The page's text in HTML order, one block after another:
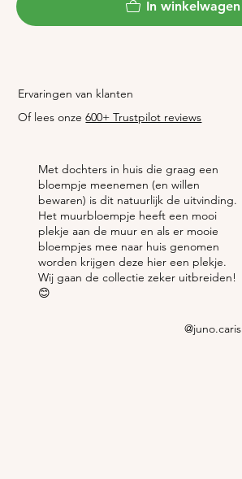
In winkelwagen
Ervaringen van klanten
Of lees onze600+ Trustpilot reviews
Met dochters in huis die graag een
bloempje meenemen (en willen
bewaren) is dit natuurlijk de uitvinding.
Het muurbloempje heeft een mooi
plekje aan de muur en als er mooie
bloempjes mee naar huis genomen
worden krijgen deze hier een plekje.
Wij gaan de collectie zeker uitbreiden!
😊
@juno.caris